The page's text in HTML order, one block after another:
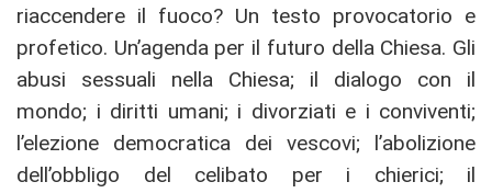
riaccendere il fuoco? Un testo provocatorio e
profetico. Un’agenda per il futuro della Chiesa. Gli
abusi sessuali nella Chiesa; il dialogo con il
mondo; i diritti umani; i divorziati e i conviventi;
l’elezione democratica dei vescovi; l’abolizione
dell’obbligo del celibato per i chierici; il